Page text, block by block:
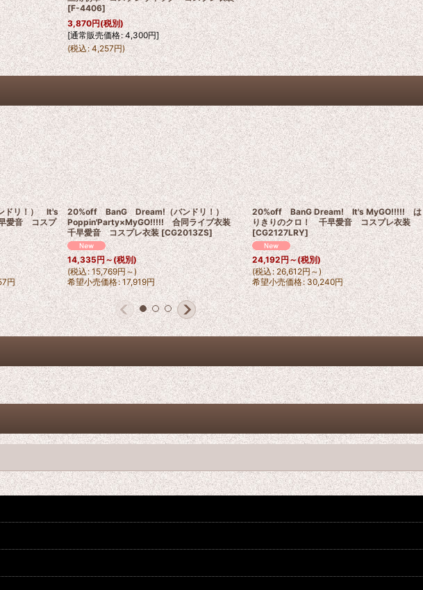
[F-4406]
3,870円(税別)
[通常販売価格: 4,300円]
(税込: 4,257円)
ドリ！） It's
愛音 コスプ
円
20%off BanG Dream!（バンドリ！）
Poppin'Party×MyGO!!!!! 合同ライブ衣装
千早愛音 コスプレ衣装 [CG2013ZS]
14,335円～(税別)
(税込: 15,769円～)
希望小売価格: 17,919円
20%off BanG Dream! It's MyGO!!!!! は
りきりのクロ！ 千早愛音 コスプレ衣装
[CG2127LRY]
24,192円～(税別)
(税込: 26,612円～)
希望小売価格: 30,240円